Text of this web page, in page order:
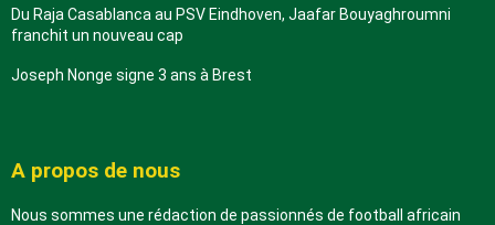
Du Raja Casablanca au PSV Eindhoven, Jaafar Bouyaghroumni
franchit un nouveau cap
Joseph Nonge signe 3 ans à Brest
A propos de nous
Nous sommes une rédaction de passionnés de football africain